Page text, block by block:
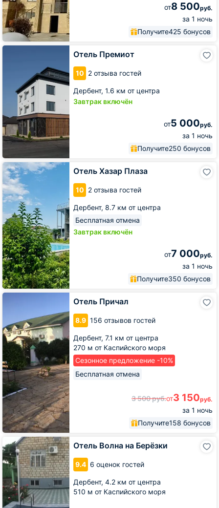
от8 500руб.
за 1 ночь
Получите425 бонусов
Отель Премиот
10 2 отзыва гостей
Дербент, 1.6 км от центра
Завтрак включён
от5 000руб.
за 1 ночь
Получите250 бонусов
Отель
Отель Хазар Плаза
10 2 отзыва гостей
Дербент, 8.7 км от центра
Бесплатная отмена
Завтрак включён
от7 000руб.
за 1 ночь
Получите350 бонусов
Отель
Хазар
Плаза
Отель Причал
8.9 156 отзывов гостей
Дербент, 7.1 км от центра
270 м от Каспийского моря
Сезонное предложение -10%
Бесплатная отмена
3 500руб.от3 150руб.
за 1 ночь
Получите158 бонусов
Отель
Отель Волна на Берёзки
9.4 6 оценок гостей
Дербент, 4.2 км от центра
510 м от Каспийского моря
Отель
Волна
на
Берёзки